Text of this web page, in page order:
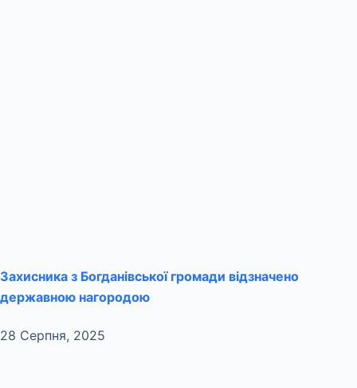
Захисника з Богданівської громади відзначено
державною нагородою
28 Серпня, 2025